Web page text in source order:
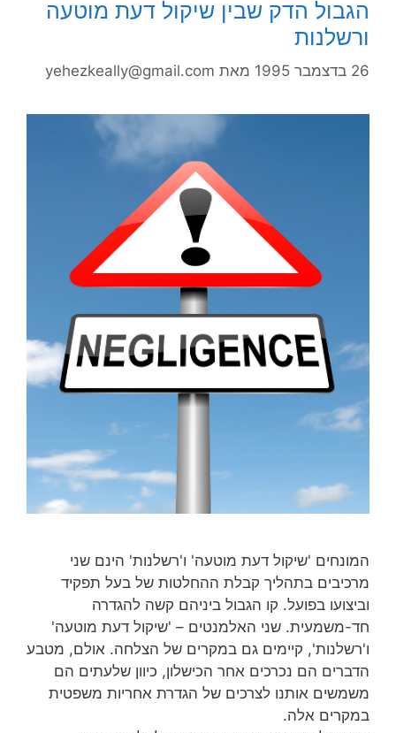
הגבול הדק שבין שיקול דעת מוטעה
ורשלנות
מאתyehezkeally@gmail.com
המונחים 'שיקול דעת מוטעה' ו'רשלנות' הינם שני
מרכיבים בתהליך קבלת ההחלטות של בעל תפקיד
וביצועו בפועל. קו הגבול ביניהם קשה להגדרה
חד-משמעית. שני האלמנטים – 'שיקול דעת מוטעה'
ו'רשלנות', קיימים גם במקרים של הצלחה. אולם, מטבע
הדברים הם נכרכים אחר הכישלון, כיוון שלעתים הם
משמשים אותנו לצרכים של הגדרת אחריות משפטית
במקרים אלה.